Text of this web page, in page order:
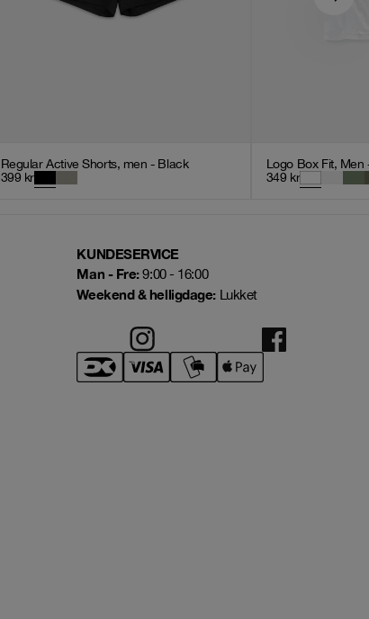
Regular Active Shorts, men - Black
399 kr
Logo Box Fit, Men
349 kr
KUNDESERVICE
Man - Fre:9:00 - 16:00
Weekend & helligdage:Lukket